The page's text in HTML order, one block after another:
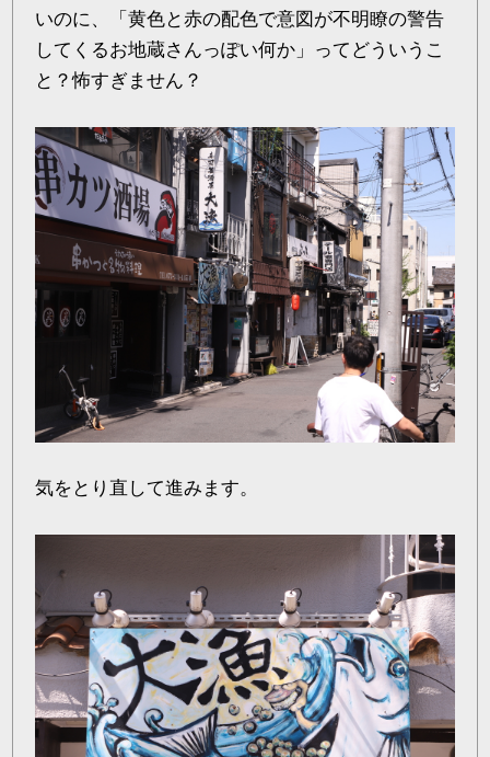
いのに、「黄色と赤の配色で意図が不明瞭の警告
してくるお地蔵さんっぽい何か」ってどういうこ
と？怖すぎません？
気をとり直して進みます。